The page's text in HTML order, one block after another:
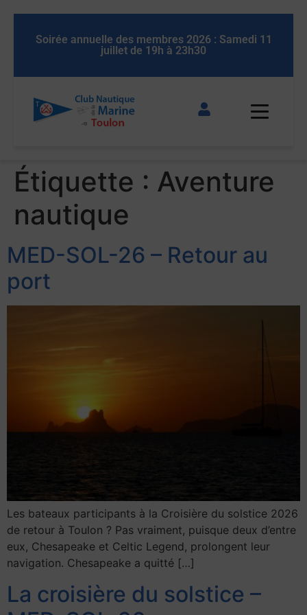
Soirée annuelle des membres 2026 : Samedi 11
juillet de 19h à 23h30
Étiquette : Aventure
nautique
MED-SOL-26 – Retour au
port
Les bateaux participants à la Croisière du solstice 2026
de retour à Toulon ? Pas vraiment, puisque deux d’entre
eux, Chesapeake et Celtic Legend, prolongent leur
navigation. Chesapeake a quitté […]
La croisière du solstice –